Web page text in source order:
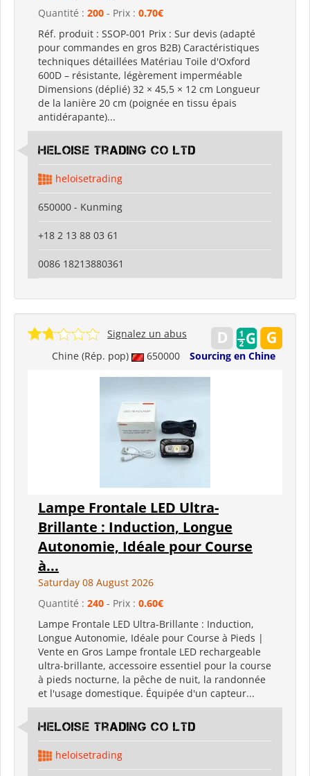
Quantité : 200 - Prix : 0.70€
Réf. produit : SSOP-001 Prix : Sur devis (adapté
pour commandes en gros B2B) Caractéristiques
techniques détaillées Matériau Toile d'Oxford
600D – résistante, légèrement imperméable
Dimensions (déplié) 32 × 45,5 × 12 cm Longueur
de la lanière 20 cm (poignée en tissu épais
antidérapante)...
Heloise Trading Co Ltd
heloisetrading
650000 - Kunming
+18 2 13 88 03 61
0086 18213880361
Chine (Rép. pop) 650000 Sourcing en Chine
Signalez un abus
Lampe Frontale LED Ultra-
Brillante : Induction, Longue
Autonomie, Idéale pour Course
à...
Saturday 08 August 2026
Quantité : 240 - Prix : 0.60€
Lampe Frontale LED Ultra-Brillante : Induction,
Longue Autonomie, Idéale pour Course à Pieds |
Vente en Gros Lampe frontale LED rechargeable
ultra-brillante, accessoire essentiel pour la course
à pieds nocturne, la pêche de nuit, la randonnée
et l'usage domestique. Équipée d'un capteur...
Heloise Trading Co Ltd
heloisetrading